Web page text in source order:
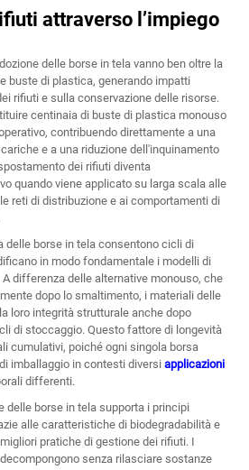
attraverso l’impiego
delle borse in tela vanno ben oltre la
buste di plastica, generando impatti
rifiuti e sulla conservazione delle risorse.
centinaia di buste di plastica monouso
contribuendo direttamente a una
e a una riduzione dell'inquinamento
dei rifiuti diventa
quando viene applicato su larga scala alle
reti di distribuzione e ai comportamenti di
delle borse in tela consentono cicli di
in modo fondamentale i modelli di
differenza delle alternative monouso, che
dopo lo smaltimento, i materiali delle
loro integrità strutturale anche dopo
di stoccaggio. Questo fattore di longevità
cumulativi, poiché ogni singola borsa
imballaggio in contesti diversi applicazioni
differenti.
delle borse in tela supporta i principi
alle caratteristiche di biodegradabilità e
pratiche di gestione dei rifiuti. I
senza rilasciare sostanze